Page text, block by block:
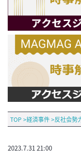
TOP >経済事件>反社会勢
2023.7.31 21:00